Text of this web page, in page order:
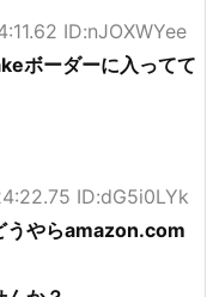
ID:nJOXWYee
ボーダーに入ってて
ID:dG5i0LYk
うやらamazon.com